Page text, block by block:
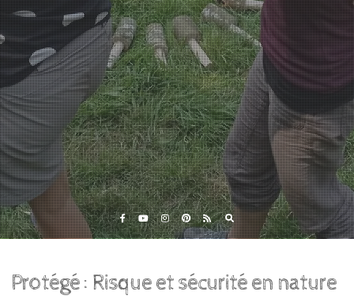
Protégé : Risque et sécurité en nature